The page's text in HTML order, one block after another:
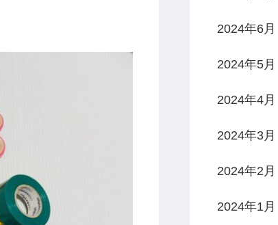
2024年6月
2024年5月
2024年4月
2024年3月
2024年2月
2024年1月